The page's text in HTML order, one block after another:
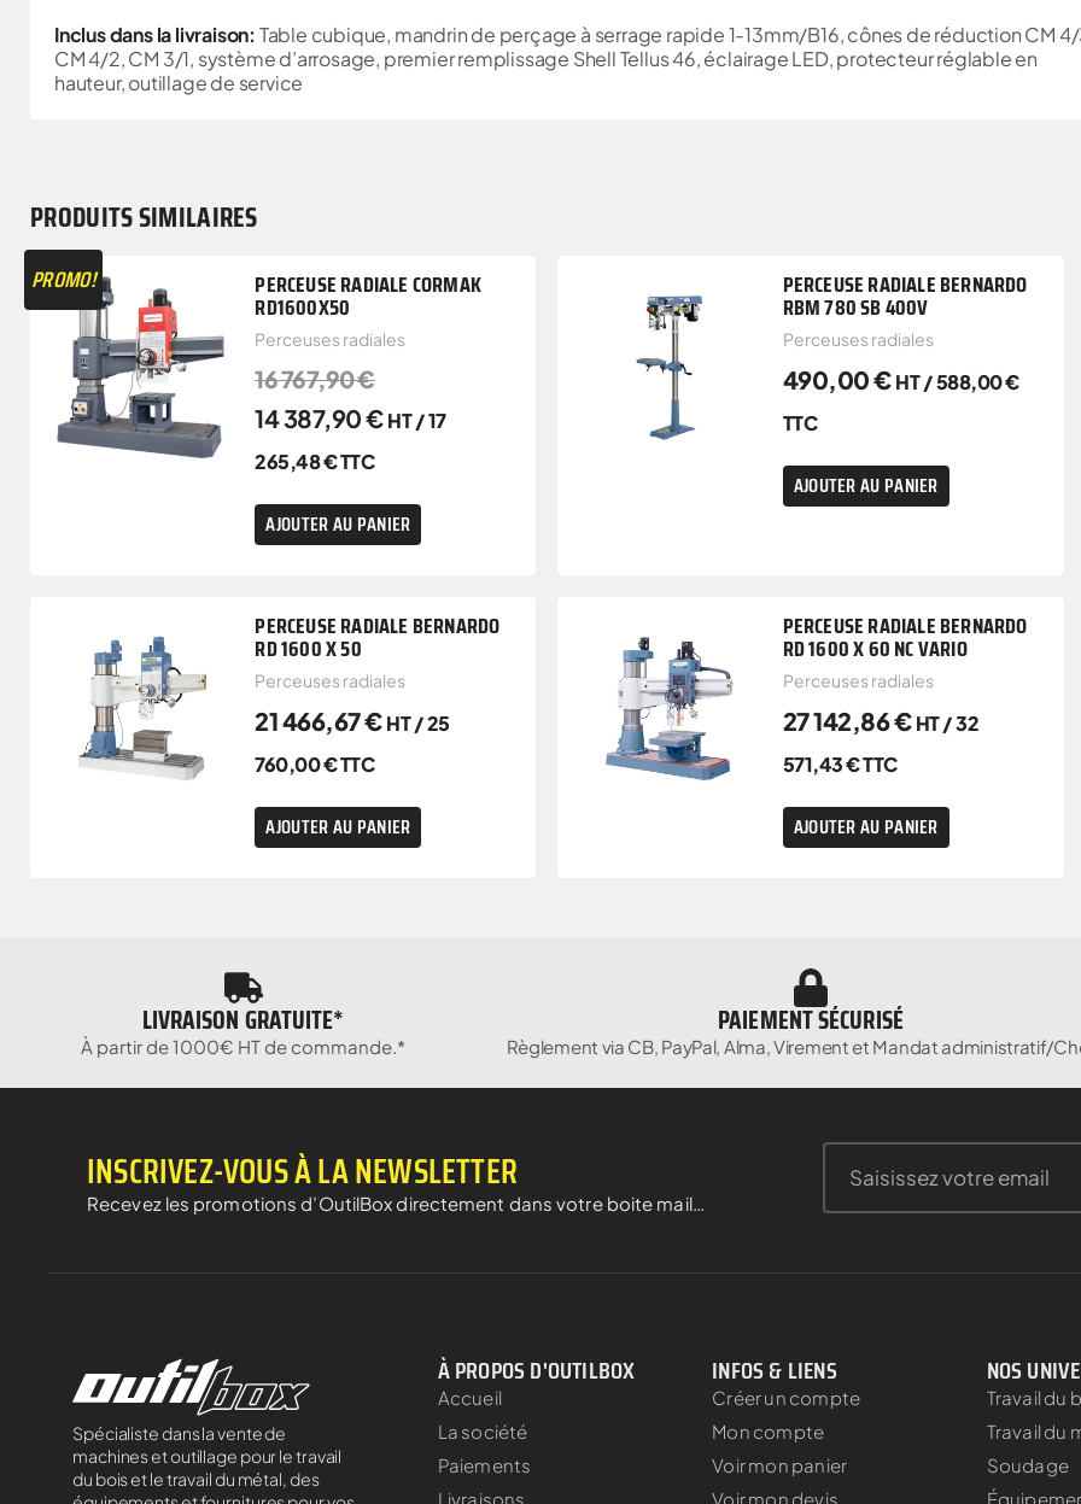
Inclus dans la livraison: Table cubique, mandrin de perçage à serrage rapide 1-13mm/B16, cônes de réduction CM
CM 4/2, CM 3/1, système d’arrosage, premier remplissage Shell Tellus 46, éclairage LED, protecteur réglable en
hauteur, outillage de service
PRODUITS SIMILAIRES
PROMO! PERCEUSE RADIALE CORMAK
RD1600X50
Perceuses radiales
16 767,90€
14 387,90€HT /17
265,48€TTC
AJOUTER AU PANIER
PERCEUSE RADIALE BERNARDO
RBM 780 SB 400V
Perceuses radiales
490,00€ HT /588,00€
TTC
AJOUTER AU PANIER
PERCEUSE RADIALE BERNARDO
RD 1600 X 50
Perceuses radiales
21 466,67€HT /25
760,00€TTC
AJOUTER AU PANIER
PERCEUSE RADIALE BERNARDO
RD 1600 X 60 NC VARIO
Perceuses radiales
27 142,86€ HT /32
571,43€TTC
AJOUTER AU PANIER
LIVRAISON GRATUITE*
À partir de 1000€ HT de commande.*
PAIEMENT SÉCURISÉ
Règlement via CB, PayPal, Alma, Virement et Mandat administratif/
INSCRIVEZ-VOUS À LA NEWSLETTER
Recevez les promotions d’OutilBox directement dans votre boite mail…
Spécialiste dans la vente de
machines et outillage pour le travail
du bois et le travail du métal, des
À PROPOS D'OUTILBOX
Accueil
La société
Paiements
Livraisons
INFOS & LIENS
Créer un compte
Mon compte
Voir mon panier
Voir mon devis
NOS
Travail du
Travail du
Soudage